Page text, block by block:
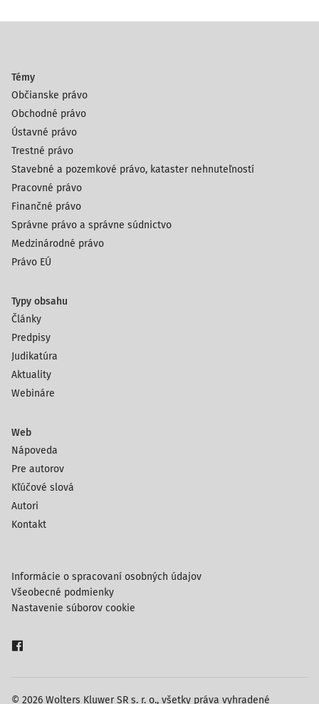
Témy
Občianske právo
Obchodné právo
Ústavné právo
Trestné právo
Stavebné a pozemkové právo, kataster nehnuteľností
Pracovné právo
Finančné právo
Správne právo a správne súdnictvo
Medzinárodné právo
Právo EÚ
Typy obsahu
Články
Predpisy
Judikatúra
Aktuality
Webináre
Web
Nápoveda
Pre autorov
Kľúčové slová
Autori
Kontakt
© 2026 Wolters Kluwer SR s. r. o., všetky práva vyhradené
Informácie o spracovaní osobných údajov
Všeobecné podmienky
Nastavenie súborov cookie